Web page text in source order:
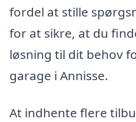
fordel at stille
for at sikre, at du
løsning til dit behov
garage i Annisse.
At indhente flere